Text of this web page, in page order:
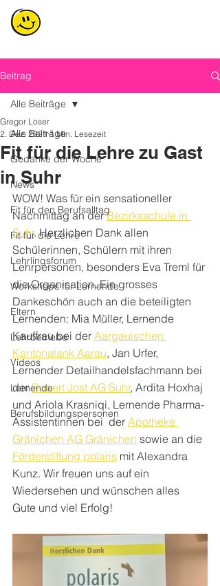
Beitrag
Alle Beiträge
Gedanke der Woche
News
Fit für den Berufsalltag
Fit für die Lehre
Lehrlingsforum
Workshops für Lernende
Eltern
Lehrbetriebe
Videos
Lernende
Berufsbildungspersonen
Alle Beiträge
Fit für die Lehre zu Gast
in Suhr
Gregor Loser
2. Dez. 2021 1 Min. Lesezeit
WOW! Was für ein sensationeller
Nachmittag an der Bezirksschule in
Suhr. Herzlichen Dank allen
Schülerinnen, Schülern mit ihren
Lehrpersonen, besonders Eva Treml für
die Organisation. Ein grosses
Dankeschön auch an die beteiligten
Lernenden: Mia Müller, Lernende
Kauffrau bei der Aargauischen
Kantonalank Aarau, Jan Urfer,
Lernender Detailhandelsfachmann bei
der Robert Jost AG Suhr, Ardita Hoxhaj
und Ariola Krasniqi, Lernende Pharma-
Assistentinnen bei  der Apotheke
Gränichen AG Gränichen sowie an die
Förderstiftung polaris mit Alexandra
Kunz. Wir freuen uns auf ein
Wiedersehen und wünschen alles
Gute und viel Erfolg!